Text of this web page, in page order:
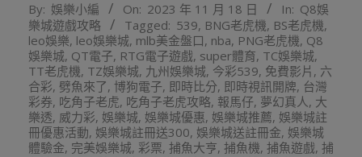
11-
18
By: 娛樂小編 On: 2023 年 11 月 18 日 In: Q8娛
樂城遊戲攻略
Tagged: 539, BNG老虎機, BS老虎機,
leo娛樂, leo娛樂城, mlb美金盤口, nba, PNG老虎機, Q8
娛樂城, QT電子, RTG電子遊戲, super體育, TC娛樂城,
TT老虎機, TZ娛樂城, 九州娛樂城, 今彩539, 免費影片 , 六
合彩, 劈魚來了, 博狗電子, 即時比分, 即時視訊開牌, 台灣
彩券, 吃角子老虎, 吃角子老虎攻略, 報馬仔, 夢幻真人, 大
樂透, 威力彩, 娛樂城, 娛樂城優惠, 娛樂城推薦, 娛樂城註
冊優惠活動, 娛樂城註冊送300, 娛樂城送註冊金, 娛樂城
體驗金, 完美娛樂城, 彩票, 捕魚大亨, 捕魚機, 捕魚遊戲, 捕